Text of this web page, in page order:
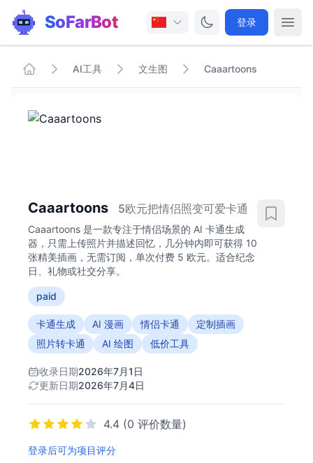
SoFarBot 登录
AI工具 文生图 Caaartoons
Caaartoons 5欧元把情侣照变可爱卡通
Caaartoons 是一款专注于情侣场景的 AI 卡通生成
器，只需上传照片并描述回忆，几分钟内即可获得 10
张精美插画，无需订阅，单次付费 5 欧元。适合纪念
日、礼物或社交分享。
paid
卡通生成 AI 漫画 情侣卡通
定制插画
照片转卡通
AI 绘图 低价工具
收录日期2026年7月1日
更新日期2026年7月4日
4.4 (0 评价数量)
登录后可为项目评分